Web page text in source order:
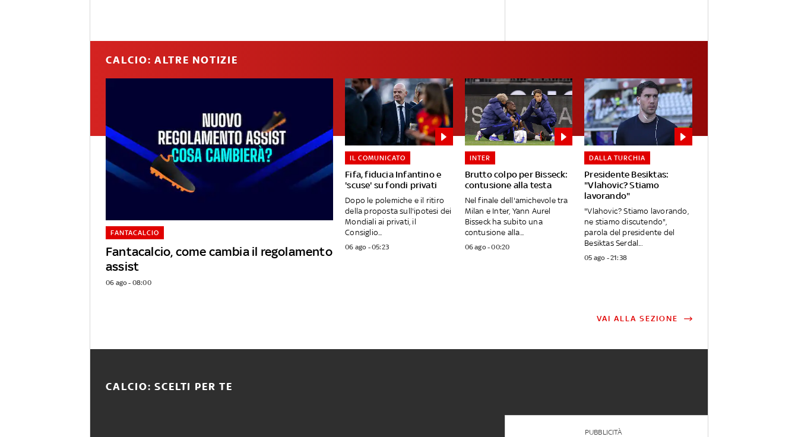
CALCIO: ALTRE NOTIZIE
Fantacalcio, come cambia il regolamento
assist
FANTACALCIO
06 ago - 08:00
Fifa, fiducia Infantino e
'scuse' su fondi privati
IL COMUNICATO
Dopo le polemiche e il ritiro
della proposta sull'ipotesi dei
Mondiali ai privati, il
Consiglio...
06 ago - 05:23
Brutto colpo per Bisseck:
contusione alla testa
INTER
Nel finale dell'amichevole tra
Milan e Inter, Yann Aurel
Bisseck ha subito una
contusione alla...
06 ago - 00:20
Presidente Besiktas:
"Vlahovic? Stiamo
lavorando"
DALLA TURCHIA
"Vlahovic? Stiamo lavorando,
ne stiamo discutendo",
parola del presidente del
Besiktas Serdal...
05 ago - 21:38
VAI ALLA SEZIONE
CALCIO: SCELTI PER TE
PUBBLICITÀ